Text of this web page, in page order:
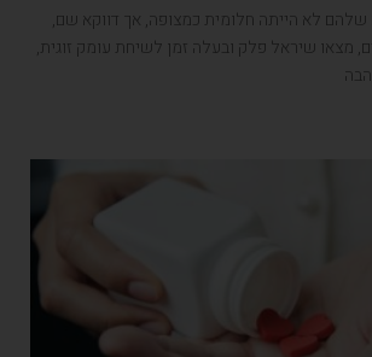
שלהם לא הייתה חלומית כמצופה, אך דווקא שם,
מצאו שיראל פלק ובעלה זמן לשיחת עומק זוגית,